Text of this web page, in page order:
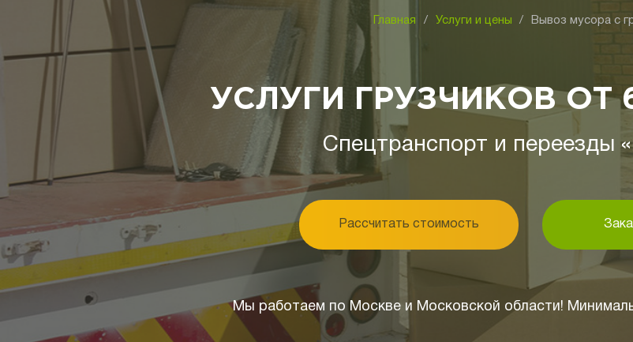
Главная / Услуги и цены / Вывоз мусора с
УСЛУГИ ГРУЗЧИКОВ ОТ
Спецтранспорт и переезды
Рассчитать стоимость
Мы работаем по Москве и Московской области!